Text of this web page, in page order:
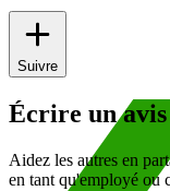
Suivre
Écrire un avis
Aidez les autres en
en tant qu'employé ou